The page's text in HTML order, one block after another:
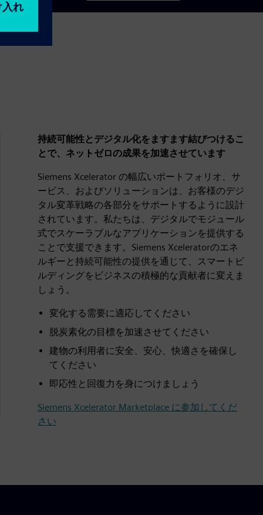
持続可能性とデジタル化をますます結びつけるこ
とで、ネットゼロの成果を加速させています
Siemens Xcelerator の幅広いポートフォリオ、サ
ービス、およびソリューションは、お客様のデジ
タル変革戦略の各部分をサポートするように設計
されています。私たちは、デジタルでモジュール
式でスケーラブルなアプリケーションを提供する
ことで支援できます。Siemens Xceleratorのエネ
ルギーと持続可能性の提供を通じて、スマートビ
ルディングをビジネスの積極的な貢献者に変えま
しょう。
変化する需要に適応してください
脱炭素化の目標を加速させてください
建物の利用者に安全、安心、快適さを確保し
てください
即応性と回復力を身につけましょう
Siemens Xcelerator Marketplace に参加してくだ
さい